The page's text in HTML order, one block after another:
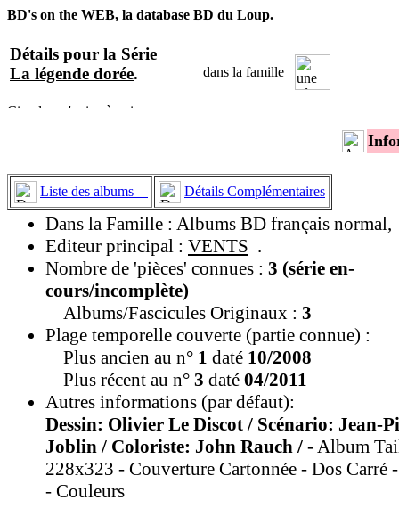
BD's on the WEB, la database BD du Loup.
Détails pour la Série
La légende dorée. dans la famille
Liste des albums Détails Complémentaires
Dans la Famille : Albums BD français normal,
Editeur principal : VENTS .
Nombre de 'pièces' connues : 3 (série en-
cours/incomplète)
Albums/Fascicules Originaux : 3
Plage temporelle couverte (partie connue) :
Plus ancien au n° 1 daté 10/2008
Plus récent au n° 3 daté 04/2011
Autres informations (par défaut):
Dessin: Olivier Le Discot / Scénario: Jean-
Joblin / Coloriste: John Rauch / - Album
228x323 - Couverture Cartonnée - Dos Carré
- Couleurs